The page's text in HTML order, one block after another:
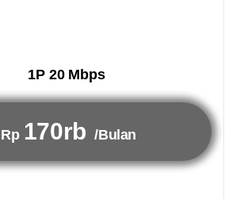
1P 20 Mbps
Rp 170rb /Bulan